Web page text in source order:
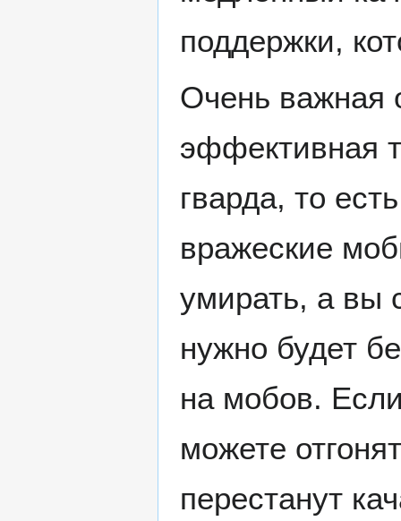
поддержки,
Очень важная
эффективная
гварда, то
вражеские
умирать, а вы
нужно будет
на мобов.
можете
перестанут